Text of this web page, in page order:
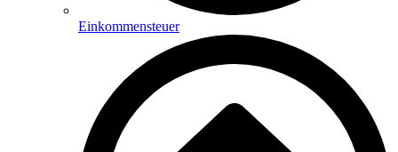
Einkommensteuer